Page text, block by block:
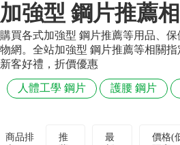
嬰幼尿布
婦幼
保健／營養品
抗菌 尿布 大樹獨家 益生菌
奶瓶奶嘴
常用收件人清單
訂單查詢
收藏清單
加強型 鋼片推薦
購買各式加強型 鋼片推薦等用品、
物網。全站加強型 鋼片推薦等相關
新客好禮，折價優惠
人體工學 鋼片 護腰 鋼片
商品排
推
最
價格(